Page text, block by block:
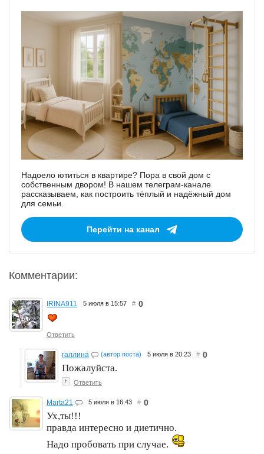
Надоело ютиться в квартире? Пора в свой дом с
собственным двором! В нашем телеграм-канале
рассказываем, как построить тёплый и надёжный дом
для семьи.
Перейти на канал
Комментарии:
IRINA911 5 июля в 15:57 # 0
Ответить
галлина (автор поста) 5 июля в 20:23 # 0
Пожалуйста.
↑ Ответить
Marta21 5 июля в 16:43 # 0
Ух,ты!!!
правда интересно и диетично.
Надо пробовать при случае.